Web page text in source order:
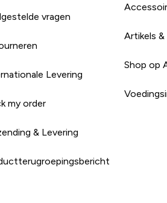
vragen
Levering
my order
& Levering
Artikels &
Shop op